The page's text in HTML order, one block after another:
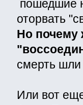
пошедшие
оторвать
Но почему
смерть
Или вот